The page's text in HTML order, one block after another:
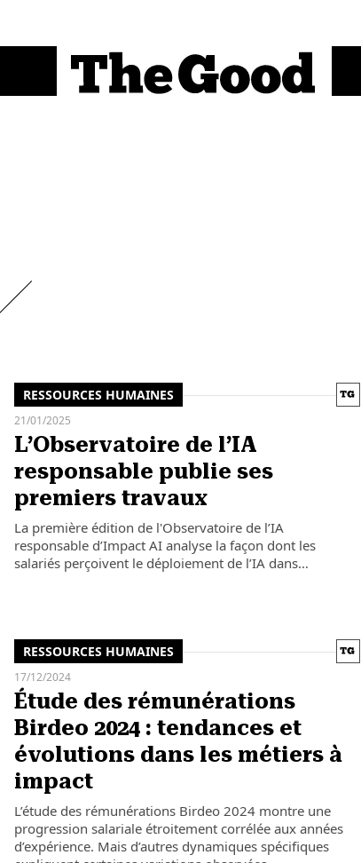
RESSOURCES HUMAINES
21/01/2025
L’Observatoire de l’IA
responsable publie ses
premiers travaux
La première édition de l'Observatoire de l’IA
responsable d’Impact AI analyse la façon dont les
salariés perçoivent le déploiement de l’IA dans…
RESSOURCES HUMAINES
17/12/2024
Étude des rémunérations
Birdeo 2024 : tendances et
évolutions dans les métiers à
impact
L’étude des rémunérations Birdeo 2024 montre une
progression salariale étroitement corrélée aux années
d’expérience. Mais d’autres dynamiques spécifiques